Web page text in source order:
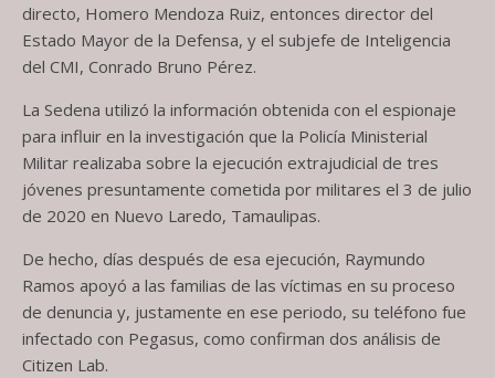
directo, Homero Mendoza Ruiz, entonces director del
Estado Mayor de la Defensa, y el subjefe de Inteligencia
del CMI, Conrado Bruno Pérez.
La Sedena utilizó la información obtenida con el espionaje
para influir en la investigación que la Policía Ministerial
Militar realizaba sobre la ejecución extrajudicial de tres
jóvenes presuntamente cometida por militares el 3 de julio
de 2020 en Nuevo Laredo, Tamaulipas.
De hecho, días después de esa ejecución, Raymundo
Ramos apoyó a las familias de las víctimas en su proceso
de denuncia y, justamente en ese periodo, su teléfono fue
infectado con Pegasus, como confirman dos análisis de
Citizen Lab.